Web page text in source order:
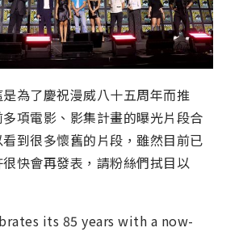
為了慶祝漫威八十五周年而推
項電影、影集計畫的曝光片段合
到很多懷舊的片段，雖然目前已
快會再發表，請粉絲們拭目以
its 85 years with a now-